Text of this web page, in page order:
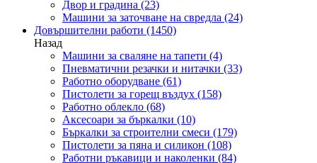
Двор и градина (23)
Машини за заточване на свредла (24)
Довършителни работи (1450)
Назад
Машини за сваляне на тапети (4)
Пневматични резачки и нитачки (33)
Работно оборудване (61)
Пистолети за горещ въздух (158)
Работно облекло (68)
Аксесоари за бъркалки (10)
Бъркалки за строителни смеси (179)
Пистолети за пяна и силикон (108)
Работни ръкавици и наколенки (84)